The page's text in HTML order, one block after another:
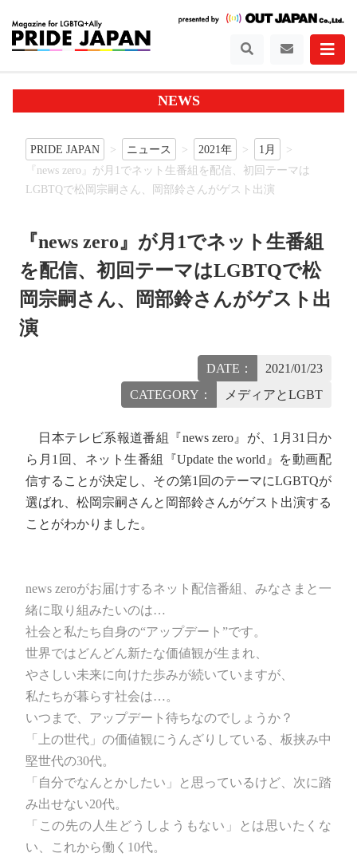
NEWS
PRIDE JAPAN ニュース 2021年
1月
『news zero』が月1でネット生番組を配信、初回テーマは
LGBTQで松岡宗嗣さん、岡部鈴さんがゲスト出演
『news zero』が月1でネット生番組
を配信、初回テーマはLGBTQで松
岡宗嗣さん、岡部鈴さんがゲスト出
演
DATE：
2021/01/23
CATEGORY：
メディアとLGBT
日本テレビ系報道番組『news zero』が、1月31日か
ら月1回、ネット生番組『Update the world』を動画配
信することが決定し、その第1回のテーマにLGBTQが
選ばれ、松岡宗嗣さんと岡部鈴さんがゲスト出演する
ことがわかりました。
news zeroがお届けするネット配信番組、みなさまと一
緒に取り組みたいのは…
社会と私たち自身の“アップデート”です。
世界ではどんどん新たな価値観が生まれ、
やさしい未来に向けた歩みが続いていますが、
私たちが暮らす社会は…。
いつまで、アップデート待ちなのでしょうか？
「上の世代」の価値観にうんざりしている、板挟み中
堅世代の30代。
「自分でなんとかしたい」と思っているけど、次に踏
み出せない20代。
「この先の人生どうしようもない」とは思いたくな
い、これから働く10代。